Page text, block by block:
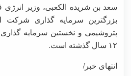
سعد بن شریده الکعبی، وزیر
بزرگترین سرمایه گذاری
پتروشیمی و نخستین سرمایه
۱۲ سال گذشته است.
انتهای خبر/